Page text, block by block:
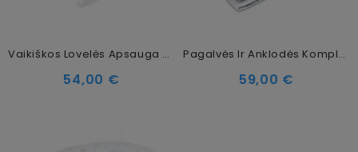
Vaikiškos Lovelės Apsauga Copse, 180 X 30 Cm
Kaina
54,00 €
Pagalvės Ir Anklodės Komplektas Star Copse, 75x100 Cm
Kaina
59,00 €